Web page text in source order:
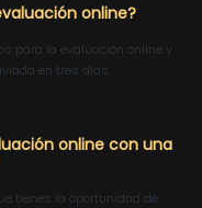
online?
para la evaluación online y
en tres días.
online con una
tienes la oportunidad de